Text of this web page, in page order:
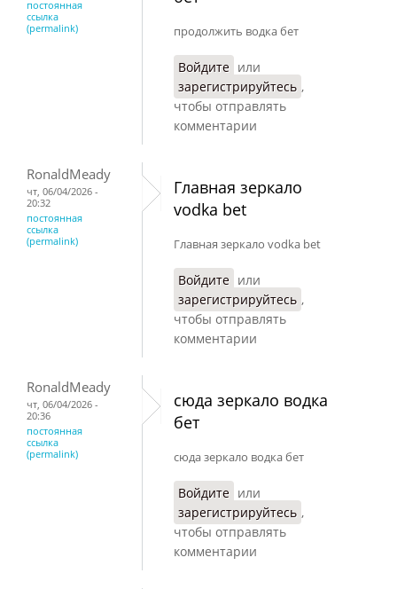
постоянная
ссылка
(permalink)
продолжить водка бет
Войдите или
зарегистрируйтесь ,
чтобы отправлять
комментарии
RonaldMeady
чт, 06/04/2026 -
20:32
постоянная
ссылка
(permalink)
Главная зеркало
vodka bet
Главная зеркало vodka bet
Войдите или
зарегистрируйтесь ,
чтобы отправлять
комментарии
RonaldMeady
чт, 06/04/2026 -
20:36
постоянная
ссылка
(permalink)
сюда зеркало водка
бет
сюда зеркало водка бет
Войдите или
зарегистрируйтесь ,
чтобы отправлять
комментарии